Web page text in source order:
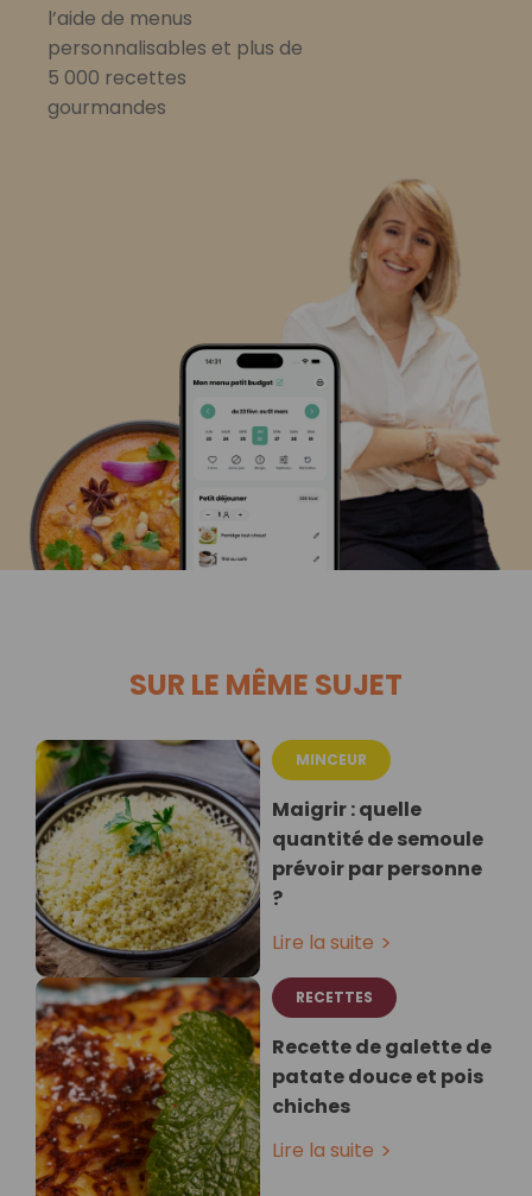
l’aide de menus
personnalisables et plus de
5 000 recettes
gourmandes
SUR LE MÊME SUJET
MINCEUR
Maigrir : quelle
quantité de semoule
prévoir par personne
?
Lire la suite
RECETTES
Recette de galette de
patate douce et pois
chiches⁣
Lire la suite